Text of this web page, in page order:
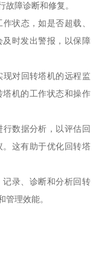
障诊断和修复。
状态，如是否超载、
时发出警报，以保障
对回转塔机的远程监
机的工作状态和操作
数据分析，以评估回
这有助于优化回转塔
录、诊断和分析回转
管理效能。